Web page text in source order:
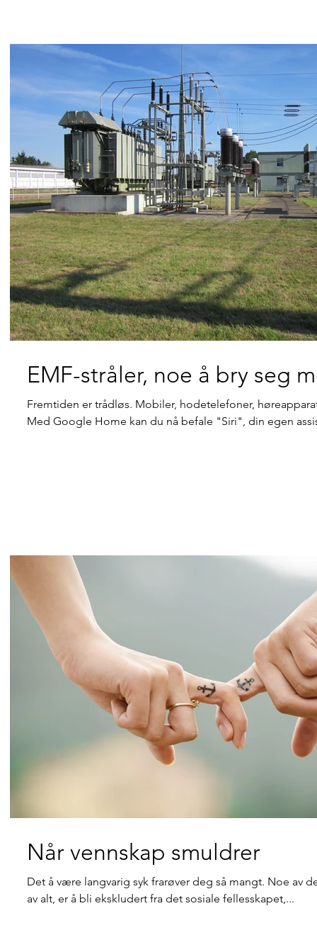
EMF-stråler, noe å bry seg
Fremtiden er trådløs. Mobiler, hodetelefoner,
Med Google Home kan du nå befale "Siri", din egen
Når vennskap smuldrer
Det å være langvarig syk frarøver deg så mangt. Noe av
av alt, er å bli ekskludert fra det sosiale fellesskapet,...